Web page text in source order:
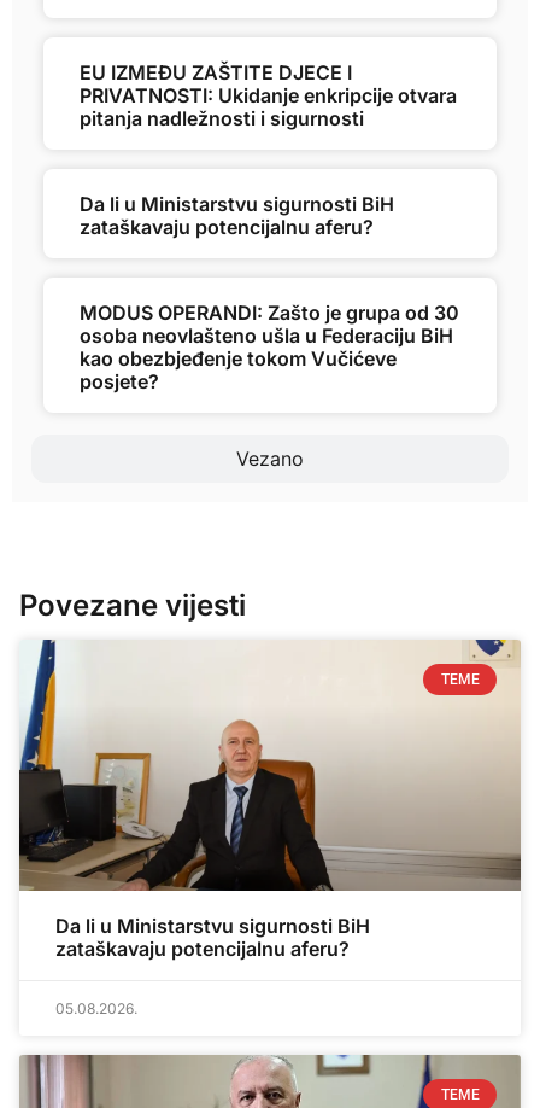
Vezano
EU IZMEĐU ZAŠTITE DJECE I
PRIVATNOSTI: Ukidanje enkripcije otvara
pitanja nadležnosti i sigurnosti
Da li u Ministarstvu sigurnosti BiH
zataškavaju potencijalnu aferu?
MODUS OPERANDI: Zašto je grupa od 30
osoba neovlašteno ušla u Federaciju BiH
kao obezbjeđenje tokom Vučićeve
posjete?
Povezane vijesti
TEME
Da li u Ministarstvu sigurnosti BiH
zataškavaju potencijalnu aferu?
05.08.2026.
TEME